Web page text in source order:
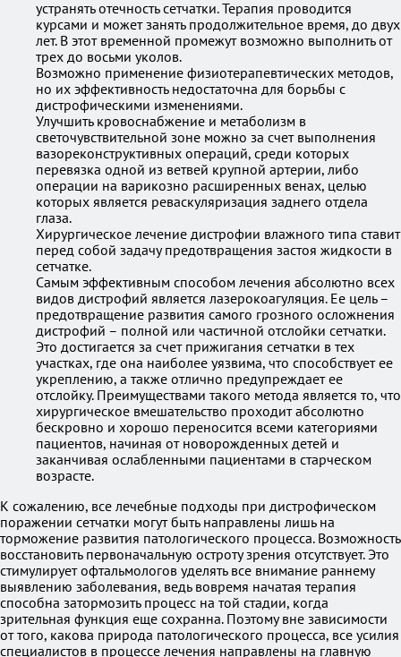
устранять отечность сетчатки. Терапия проводится
курсами и может занять продолжительное время, до двух
лет. В этот временной промежут возможно выполнить от
трех до восьми уколов.
Возможно применение физиотерапевтических методов,
но их эффективность недостаточна для борьбы с
дистрофическими изменениями.
Улучшить кровоснабжение и метаболизм в
светочувствительной зоне можно за счет выполнения
вазореконструктивных операций, среди которых
перевязка одной из ветвей крупной артерии, либо
операции на варикозно расширенных венах, целью
которых является реваскуляризация заднего отдела
глаза.
Хирургическое лечение дистрофии влажного типа ставит
перед собой задачу предотвращения застоя жидкости в
сетчатке.
Самым эффективным способом лечения абсолютно всех
видов дистрофий является лазерокоагуляция. Ее цель –
предотвращение развития самого грозного осложнения
дистрофий – полной или частичной отслойки сетчатки.
Это достигается за счет прижигания сетчатки в тех
участках, где она наиболее уязвима, что способствует ее
укреплению, а также отлично предупреждает ее
отслойку. Преимуществами такого метода является то, что
хирургическое вмешательство проходит абсолютно
бескровно и хорошо переносится всеми категориями
пациентов, начиная от новорожденных детей и
заканчивая ослабленными пациентами в старческом
возрасте.
К сожалению, все лечебные подходы при дистрофическом
поражении сетчатки могут быть направлены лишь на
торможение развития патологического процесса. Возможность
восстановить первоначальную остроту зрения отсутствует. Это
стимулирует офтальмологов уделять все внимание раннему
выявлению заболевания, ведь вовремя начатая терапия
способна затормозить процесс на той стадии, когда
зрительная функция еще сохранна. Поэтому вне зависимости
от того, какова природа патологического процесса, все усилия
специалистов в процессе лечения направлены на главную